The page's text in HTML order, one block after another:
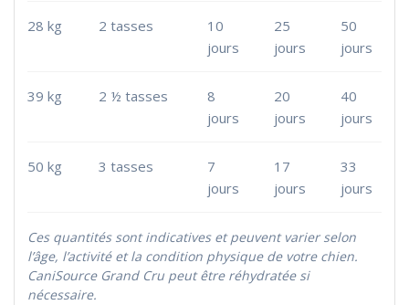
28 kg 2 tasses
10
jours
25
jours
50
jours
39 kg 2 ½ tasses
8
jours
20
jours
40
jours
50 kg 3 tasses
7
jours
17
jours
33
jours
Ces quantités sont indicatives et peuvent varier selon
l’âge, l’activité et la condition physique de votre chien.
CaniSource Grand Cru peut être réhydratée si
nécessaire.